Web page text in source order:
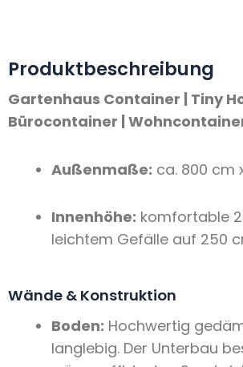
Produktbeschreibung
Gartenhaus Container | Tiny
Bürocontainer |
Außenmaße: ca. 800 cm
Innenhöhe: komfortable
leichtem Gefälle auf 250
Wände & Konstruktion
Boden: Hochwertig
langlebig. Der Unterbau